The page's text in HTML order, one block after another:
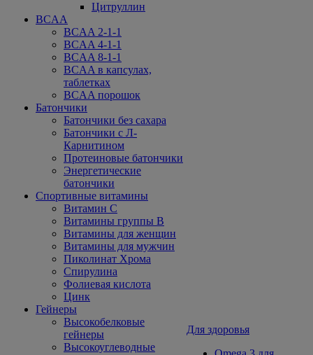
Цитруллин
BCAA
BCAA 2-1-1
BCAA 4-1-1
BCAA 8-1-1
BCAA в капсулах,
таблетках
BCAA порошок
Батончики
Батончики без сахара
Батончики с Л-
Карнитином
Протеиновые батончики
Энергетические
батончики
Спортивные витамины
Витамин С
Витамины группы В
Витамины для женщин
Витамины для мужчин
Пиколинат Хрома
Спирулина
Фолиевая кислота
Цинк
Гейнеры
Высокобелковые
гейнеры
Высокоуглеводные
Для здоровья